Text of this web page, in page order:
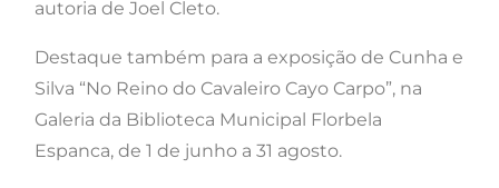
autoria de Joel Cleto.
Destaque também para a exposição de Cunha e
Silva “No Reino do Cavaleiro Cayo Carpo”, na
Galeria da Biblioteca Municipal Florbela
Espanca, de 1 de junho a 31 agosto.